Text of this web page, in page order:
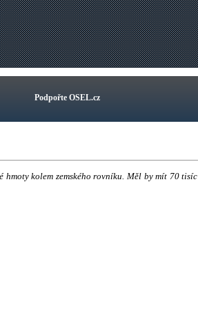
Podpořte OSEL.cz
kolem zemského rovníku. Měl by mít 70 tisíc